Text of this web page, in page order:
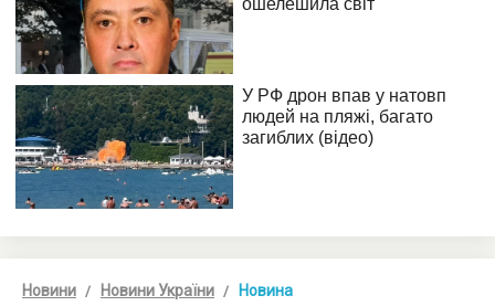
Новини Новини України Новина